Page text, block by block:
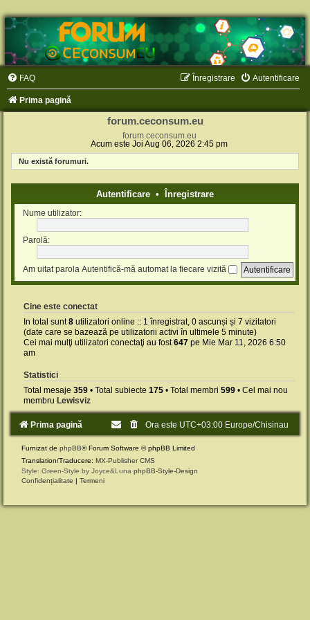
FAQ Autentificare
Înregistrare
Prima pagină
forum.ceconsum.eu
forum.ceconsum.eu
Acum este Joi Aug 06, 2026 2:45 pm
Nu există forumuri.
Autentificare • Înregistrare
Nume utilizator:
Parolă:
Am uitat parola Autentifică-mă automat la fiecare vizită
Cine este conectat
In total sunt8 utilizatori online :: 1 înregistrat, 0 ascunși și 7 vizitatori
(date care se bazează pe utilizatorii activi în ultimele 5 minute)
Cei mai mulţi utilizatori conectaţi au fost647 pe Mie Mar 11, 2026 6:50
am
Statistici
Total mesaje 359 • Total subiecte 175 • Total membri 599 • Cel mai nou
membru Lewisviz
Prima pagină Ora este UTC+03:00 Europe/Chisinau
Furnizat de phpBB® Forum Software © phpBB Limited
Translation/Traducere: MX-Publisher CMS
Style: Green-Style by Joyce&Luna phpBB-Style-Design
Confidențialitate | Termeni